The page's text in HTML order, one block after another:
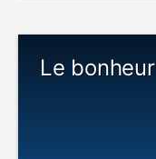
Le bonheur